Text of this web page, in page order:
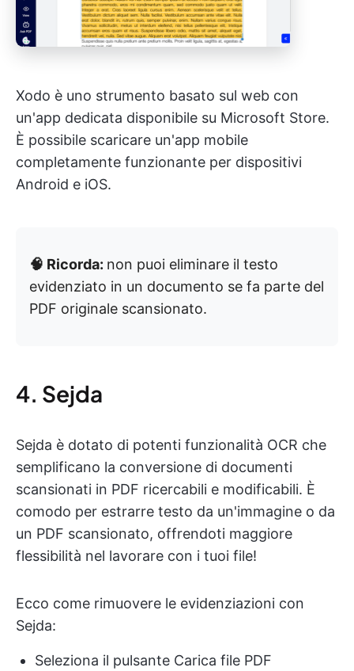
Xodo è uno strumento basato sul web con
un'app dedicata disponibile su Microsoft Store.
È possibile scaricare un'app mobile
completamente funzionante per dispositivi
Android e iOS.
🧠 Ricorda: non puoi eliminare il testo
evidenziato in un documento se fa parte del
PDF originale scansionato.
4. Sejda
Sejda è dotato di potenti funzionalità OCR che
semplificano la conversione di documenti
scansionati in PDF ricercabili e modificabili. È
comodo per estrarre testo da un'immagine o da
un PDF scansionato, offrendoti maggiore
flessibilità nel lavorare con i tuoi file!
Ecco come rimuovere le evidenziazioni con
Sejda:
Seleziona il pulsante Carica file PDF